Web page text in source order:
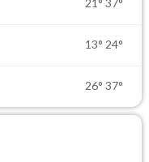
21° 37°
13° 24°
26° 37°